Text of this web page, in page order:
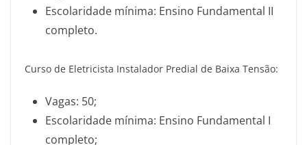
Escolaridade mínima: Ensino Fundamental II
completo.
Curso de Eletricista Instalador Predial de Baixa Tensão:
Vagas: 50;
Escolaridade mínima: Ensino Fundamental I
completo;